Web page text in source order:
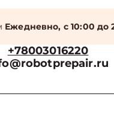
Ежедневно, с 10:00 до
+78003016220